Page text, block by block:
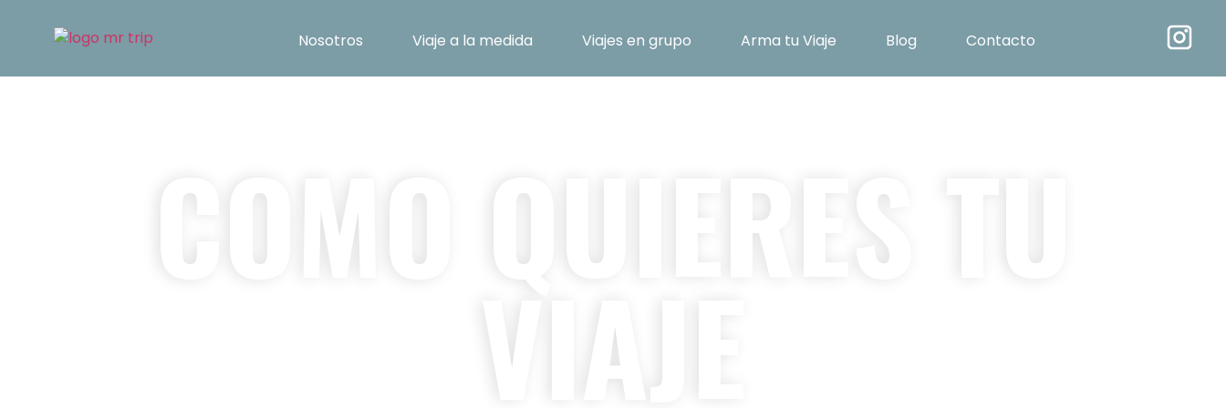
Nosotros Viaje a la medida Viajes en grupo Arma tu Viaje Blog Contacto
COMO QUIERES TU
VIAJE